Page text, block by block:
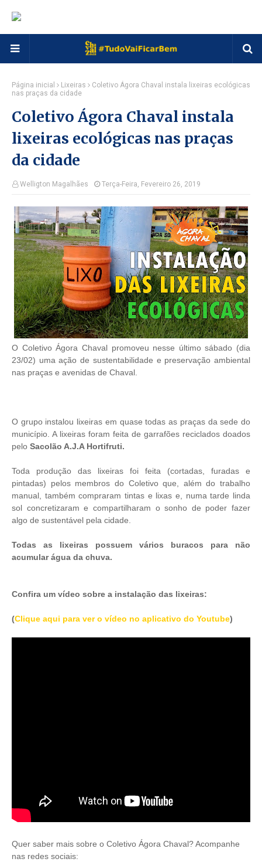
Página inicial Lixeiras
Coletivo Ágora Chaval instala lixeiras ecológicas
nas praças da cidade
Coletivo Ágora Chaval instala
lixeiras ecológicas nas praças
da cidade
Welligton Magalhães Terça-Feira, Fevereiro 26, 2019
O Coletivo Ágora Chaval promoveu nesse último sábado (dia
23/02) uma ação de sustentabilidade e preservação ambiental
nas praças e avenidas de Chaval.
O grupo instalou lixeiras em quase todas as praças da sede do
município. A lixeiras foram feita de garrafões reciclados doados
pelo Sacolão A.J.A Hortifruti.
Toda produção das lixeiras foi feita (cortadas, furadas e
pintadas) pelos membros do Coletivo que, além do trabalho
manual, também compraram tintas e lixas e, numa tarde linda
sol concretizaram e compartilharam o sonho de poder fazer
algo de sustentável pela cidade.
Todas as lixeiras possuem vários buracos para não
acumular água da chuva.
Confira um vídeo sobre a instalação das lixeiras:
(Clique aqui para ver o vídeo no aplicativo do Youtube)
Quer saber mais sobre o Coletivo Ágora Chaval? Acompanhe
nas redes sociais: